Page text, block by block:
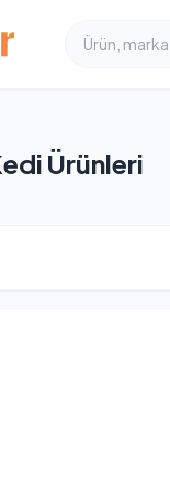
Ürünleri